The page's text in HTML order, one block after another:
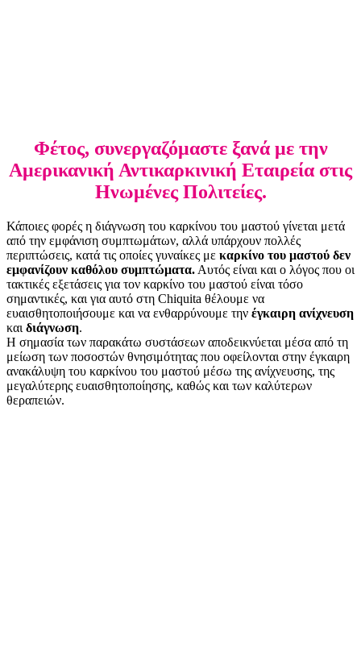
Φέτος, συνεργαζόμαστε ξανά με την
Αμερικανική Αντικαρκινική Εταιρεία στις
Ηνωμένες Πολιτείες.
Κάποιες φορές η διάγνωση του καρκίνου του μαστού γίνεται μετά
από την εμφάνιση συμπτωμάτων, αλλά υπάρχουν πολλές
περιπτώσεις, κατά τις οποίες γυναίκες με καρκίνο του μαστού δεν
εμφανίζουν καθόλου συμπτώματα. Αυτός είναι και ο λόγος που οι
τακτικές εξετάσεις για τον καρκίνο του μαστού είναι τόσο
σημαντικές, και για αυτό στη Chiquita θέλουμε να
ευαισθητοποιήσουμε και να ενθαρρύνουμε την έγκαιρη ανίχνευση
και διάγνωση.
Η σημασία των παρακάτω συστάσεων αποδεικνύεται μέσα από τη
μείωση των ποσοστών θνησιμότητας που οφείλονται στην έγκαιρη
ανακάλυψη του καρκίνου του μαστού μέσω της ανίχνευσης, της
μεγαλύτερης ευαισθητοποίησης, καθώς και των καλύτερων
θεραπειών.